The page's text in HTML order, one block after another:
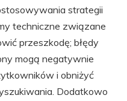
strategii
techniczne związane
przeszkodę; błędy
mogą negatywnie
i obniżyć
Dodatkowo